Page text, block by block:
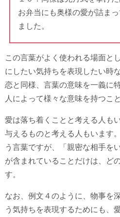
お弁当にも奥様の愛が詰ま
ました。
この言葉がよく使われる場面と
にしたい気持ちを表現したい時
恋と同様、言葉の意味を一義に
人によって様々な意味を持つこ
愛は落ち着くことと考える人も
与えるものと考える人もいます
う言葉ですが、「親密な相手を
が含まれていることだけは、ど
す。
なお、例文４のように、物事を
う気持ちを表現するためにも、